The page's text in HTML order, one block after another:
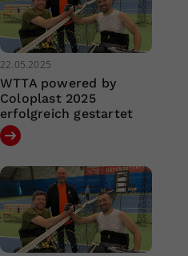
22.05.2025
WTTA powered by
Coloplast 2025
erfolgreich gestartet